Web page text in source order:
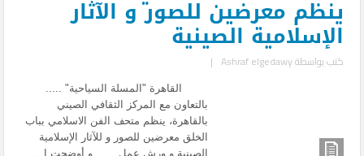
ينظم معرضين للصور و الآثار
الإسلامية الصينية
كتب بواسطةAshraf elgedawy
|
القاهرة "المسلة السياحية" .....
بالتعاون مع المركز الثقافي الصيني
بالقاهرة، ينظم متحف الفن الاسلامي بباب
الخلق معرضين للصور و للآثار الإسلامية
الصينية و ورش عمل. و أوضحت ا ...